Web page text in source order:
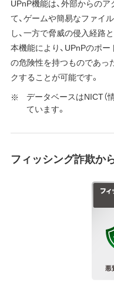
UPnP機能は、外部からの
て、ゲームや簡易なファイ
し、一方で脅威の侵入経路
本機能により、UPnPのポ
の危険性を持つものであっ
クすることが可能です。
データベースはNICT（
ています。
フィッシング詐欺か